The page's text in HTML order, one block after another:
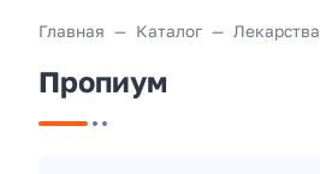
Главная Каталог Лекарства
Пропиум